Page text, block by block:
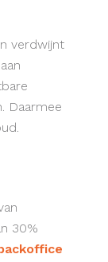
verdwijnt
Daarmee
30%